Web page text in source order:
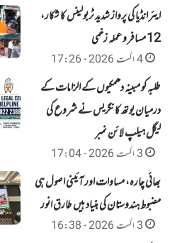
ایئر انڈیا کی پرواز شدید ٹربولینس کا شکار،
12 مسافر و عملہ زخمی
4 اگست 2026 - 17:26
طلبہ کو مبینہ دھمکیوں کے الزامات کے
درمیان یوتھ کانگریس نے شروع کی
لیگل ہیلپ لائن نمبر
3 اگست 2026 - 17:04
بھائی چارہ، مساوات اور آئینی اصول ہی
مضبوط ہندوستان کی بنیاد ہیں طارق انور
3 اگست 2026 - 16:38